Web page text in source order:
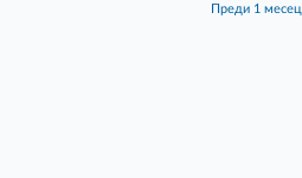
преди 1 месец